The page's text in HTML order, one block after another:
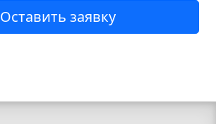
Оставить заявку